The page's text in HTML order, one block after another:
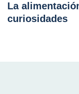
La
curiosidades